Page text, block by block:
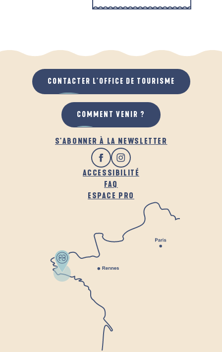
QUAND IL PLEUT
AU GRAND AIR
PARCOURS D'INTERPRÉTATION DE L'ANSE
S'ABONNER À LA NEWSLETTER
ACCESSIBILITÉ
FAQ
ESPACE PRO
CONTACTER L'OFFICE DE TOURISME
COMMENT VENIR ?